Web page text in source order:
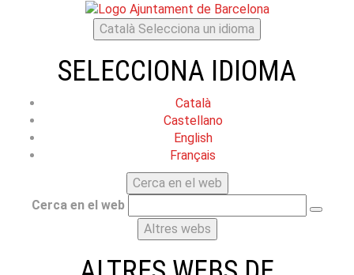
Català Selecciona un idioma
SELECCIONA IDIOMA
Català
Castellano
English
Français
Cerca en el web
Cerca en el web
Altres webs